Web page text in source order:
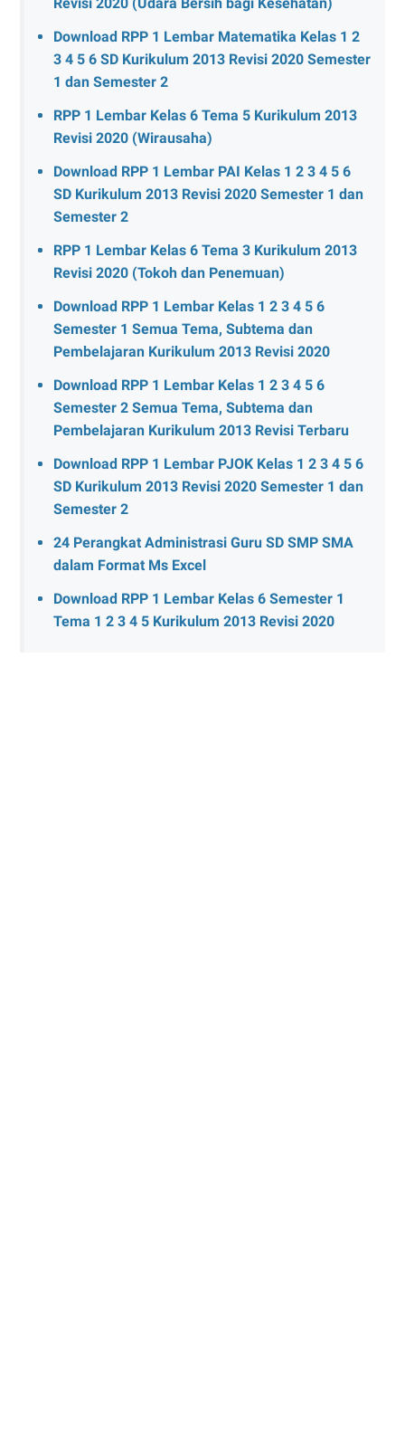
Download RPP 1 Lembar Matematika Kelas 1 2
3 4 5 6 SD Kurikulum 2013 Revisi 2020 Semester
1 dan Semester 2
RPP 1 Lembar Kelas 6 Tema 5 Kurikulum 2013
Revisi 2020 (Wirausaha)
Download RPP 1 Lembar PAI Kelas 1 2 3 4 5 6
SD Kurikulum 2013 Revisi 2020 Semester 1 dan
Semester 2
RPP 1 Lembar Kelas 6 Tema 3 Kurikulum 2013
Revisi 2020 (Tokoh dan Penemuan)
Download RPP 1 Lembar Kelas 1 2 3 4 5 6
Semester 1 Semua Tema, Subtema dan
Pembelajaran Kurikulum 2013 Revisi 2020
Download RPP 1 Lembar Kelas 1 2 3 4 5 6
Semester 2 Semua Tema, Subtema dan
Pembelajaran Kurikulum 2013 Revisi Terbaru
Download RPP 1 Lembar PJOK Kelas 1 2 3 4 5 6
SD Kurikulum 2013 Revisi 2020 Semester 1 dan
Semester 2
24 Perangkat Administrasi Guru SD SMP SMA
dalam Format Ms Excel
Download RPP 1 Lembar Kelas 6 Semester 1
Tema 1 2 3 4 5 Kurikulum 2013 Revisi 2020